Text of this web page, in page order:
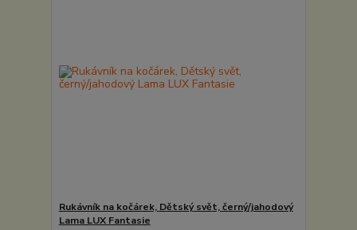
Rukávník na kočárek, Dětský svět, černý/jahodový
Lama LUX Fantasie